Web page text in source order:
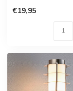
€19,95